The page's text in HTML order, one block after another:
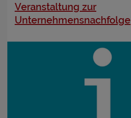
Veranstaltung zur
Unternehmensnachfolge